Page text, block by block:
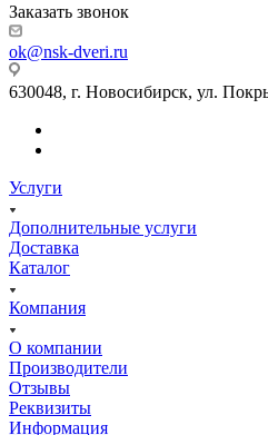
Заказать звонок
ok@nsk-dveri.ru
630048, г. Новосибирск, ул.
Услуги
Дополнительные услуги
Доставка
Каталог
Компания
О компании
Производители
Отзывы
Реквизиты
Информация